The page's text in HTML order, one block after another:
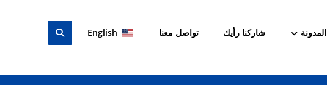
المدونة شاركنا رأيك تواصل معنا English